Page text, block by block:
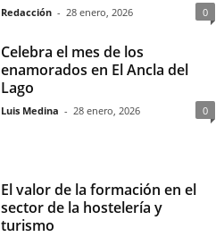
Redacción - 28 enero, 2026 0
Celebra el mes de los
enamorados en El Ancla del
Lago
Luis Medina - 28 enero, 2026 0
El valor de la formación en el
sector de la hostelería y
turismo